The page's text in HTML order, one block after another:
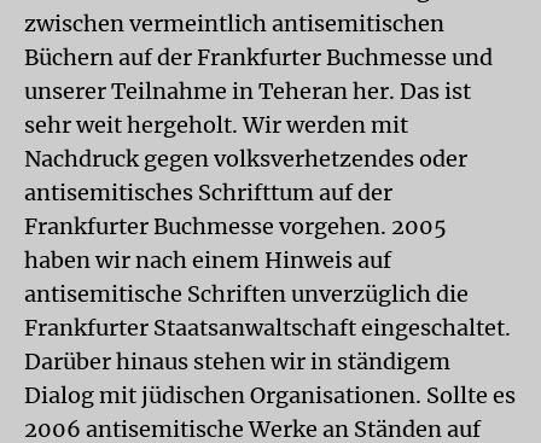
zwischen vermeintlich antisemitischen
Büchern auf der Frankfurter Buchmesse und
unserer Teilnahme in Teheran her. Das ist
sehr weit hergeholt. Wir werden mit
Nachdruck gegen volksverhetzendes oder
antisemitisches Schrifttum auf der
Frankfurter Buchmesse vorgehen. 2005
haben wir nach einem Hinweis auf
antisemitische Schriften unverzüglich die
Frankfurter Staatsanwaltschaft eingeschaltet.
Darüber hinaus stehen wir in ständigem
Dialog mit jüdischen Organisationen. Sollte es
2006 antisemitische Werke an Ständen auf